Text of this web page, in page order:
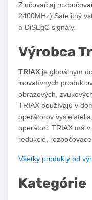
Zlučovač aj
2400MHz).Satelitný
a DiSEqC signály.
Výrobca
TRIAX je globálnym
inovatívnych
obrazových,
TRIAX používajú v
operátorov
operátori. TRIAX má
redukcie, rozbočovace
Všetky produkty od
Kategórie